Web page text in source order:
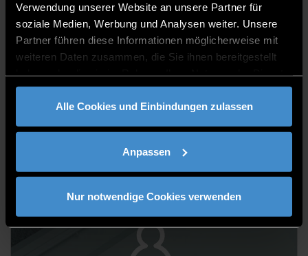
Verwendung unserer Website an unsere Partner für
soziale Medien, Werbung und Analysen weiter. Unsere
Partner führen diese Informationen möglicherweise mit
weiteren Daten zusammen, die Sie ihnen bereitgestellt
gesammelt haben.
Alle Cookies und Einbindungen zulassen
Anpassen
Nur notwendige Cookies verwenden
Katrin Genau
Clerk